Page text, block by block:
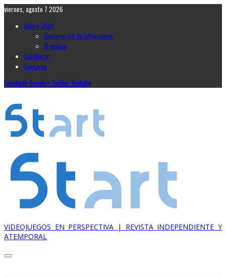
viernes, agosto 7 2026
Sobre Start
Declaración de intenciones
El equipo
Colaborar
Contacto
FacebookGoogle+ TwitterYoutube
VIDEOJUEGOS EN PERSPECTIVA | REVISTA INDEPENDIENTE Y
ATEMPORAL